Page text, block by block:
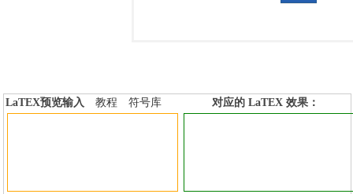
LaTEX预览输入 教程
符号库
对应的 LaTEX 效果：